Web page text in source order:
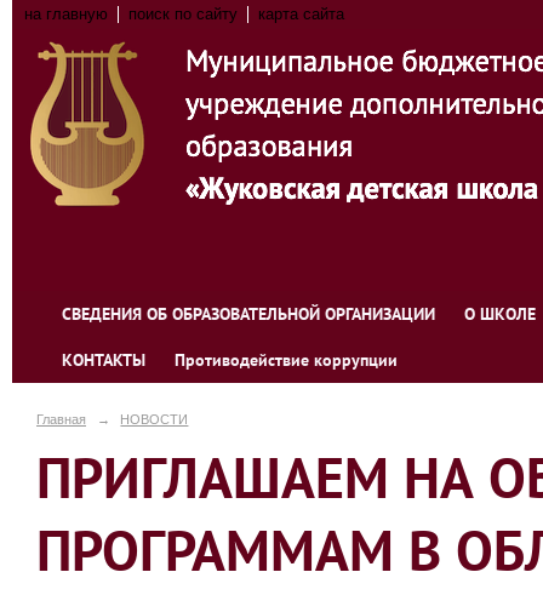
на главную поиск по сайту карта сайта
СВЕДЕНИЯ ОБ ОБРАЗОВАТЕЛЬНОЙ ОРГАНИЗАЦИИ О ШКОЛЕ
КОНТАКТЫ Противодействие коррупции
Главная → НОВОСТИ
ПРИГЛАШАЕМ НА
ПРОГРАММАМ В